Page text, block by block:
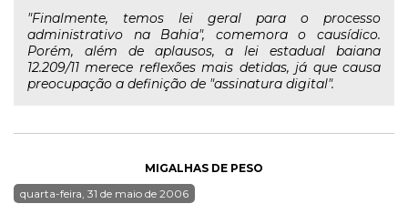
"Finalmente, temos lei geral para o processo
administrativo na Bahia", comemora o causídico.
Porém, além de aplausos, a lei estadual baiana
12.209/11 merece reflexões mais detidas, já que causa
preocupação a definição de "assinatura digital".
MIGALHAS DE PESO
quarta-feira, 31 de maio de 2006